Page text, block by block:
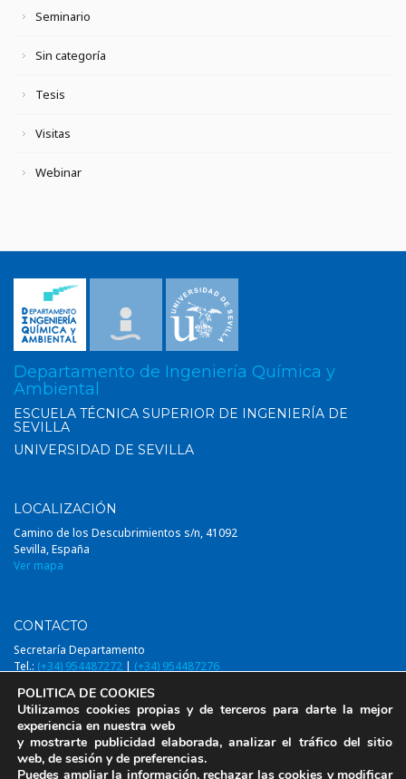
Seminario
Sin categoría
Tesis
Visitas
Webinar
Departamento de Ingeniería Química y
Ambiental
ESCUELA TÉCNICA SUPERIOR DE INGENIERÍA DE
SEVILLA
UNIVERSIDAD DE SEVILLA
LOCALIZACIÓN
Camino de los Descubrimientos s/n, 41092
Sevilla, España
Ver mapa
CONTACTO
Secretaría Departamento
Tel.: (+34) 954487272 | (+34) 954487276
© 2014-2026, DIQAUS (Departamento Ingeniería Química y Ambiental,
POLITICA DE COOKIES
Utilizamos cookies propias y de terceros para darte la mejor
experiencia en nuestra web
y mostrarte publicidad elaborada, analizar el tráfico del sitio
web, de sesión y de preferencias.
Puedes ampliar la información, rechazar las cookies y modificar